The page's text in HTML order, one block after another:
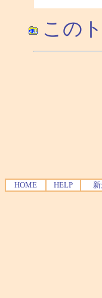
この
HOME HELP